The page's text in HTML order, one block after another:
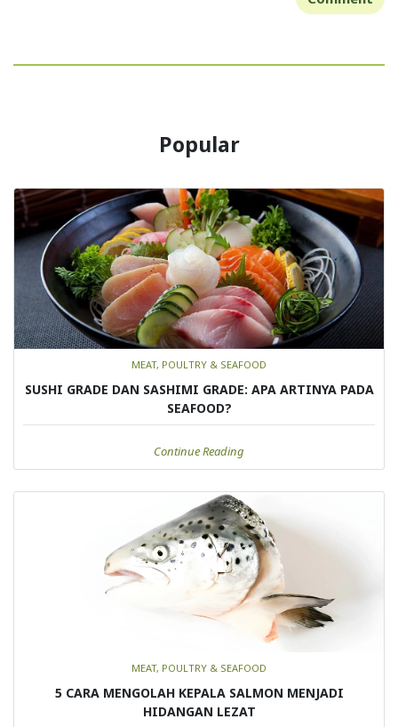
Popular
MEAT, POULTRY & SEAFOOD
SUSHI GRADE DAN SASHIMI GRADE: APA ARTINYA PADA
SEAFOOD?
Continue Reading
MEAT, POULTRY & SEAFOOD
5 CARA MENGOLAH KEPALA SALMON MENJADI
HIDANGAN LEZAT